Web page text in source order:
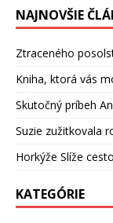
NAJNOVŠIE
Ztraceného
Kniha, ktorá vás
Skutočný príbeh
Suzie zužitkovala
Horkýže Slíže
KATEGÓRIE